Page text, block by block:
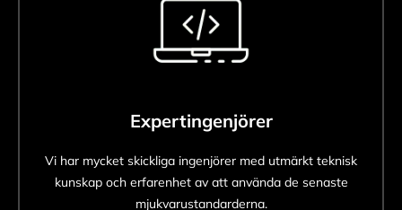
Expertingenjörer
Vi har mycket skickliga ingenjörer med utmärkt teknisk
kunskap och erfarenhet av att använda de senaste
mjukvarustandarderna.